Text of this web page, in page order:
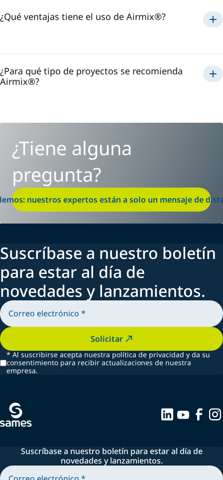
¿Qué ventajas tiene el uso de Airmix®?
¿Para qué tipo de proyectos se recomienda
Airmix®?
¿Tiene alguna
pregunta?
nuestros expertos están a solo un mensaje de
Suscríbase a nuestro boletín
para estar al día de
novedades y lanzamientos.
Solicitar
* Al suscribirse acepta nuestra política de privacidad y da su
consentimiento para recibir actualizaciones de nuestra
empresa.
Suscríbase a nuestro boletín para estar al día de
novedades y lanzamientos.